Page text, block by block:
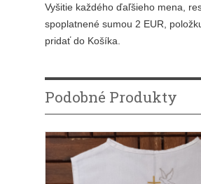
Vyšitie každého ďaľšieho mena,
spoplatnené sumou 2 EUR,
pridať do Košíka.
Podobné Produkty